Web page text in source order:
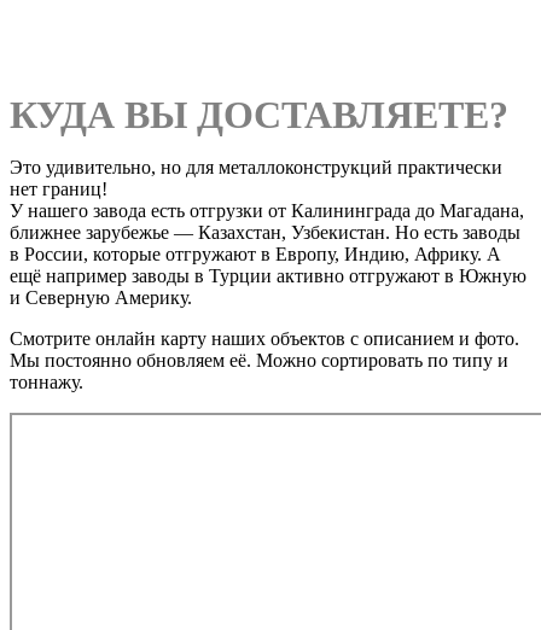
КУДА ВЫ ДОСТАВЛЯЕТЕ?
Это удивительно, но для металлоконструкций практически
нет границ!
У нашего завода есть отгрузки от Калининграда до Магадана,
ближнее зарубежье — Казахстан, Узбекистан. Но есть заводы
в России, которые отгружают в Европу, Индию, Африку. А
ещё например заводы в Турции активно отгружают в Южную
и Северную Америку.
Смотрите онлайн карту наших объектов с описанием и фото.
Мы постоянно обновляем её. Можно сортировать по типу и
тоннажу.